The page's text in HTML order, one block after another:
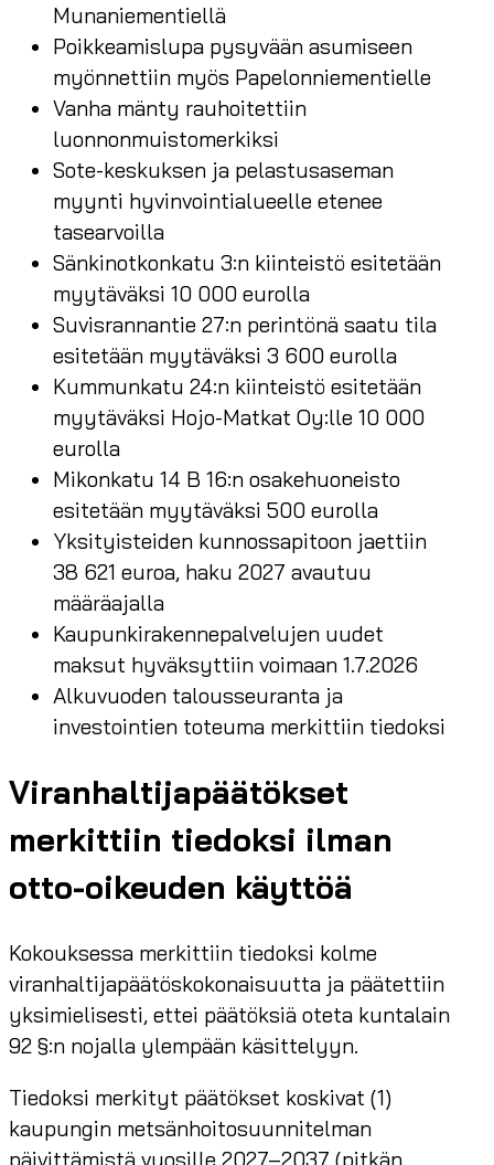
Munaniementiellä
Poikkeamislupa pysyvään asumiseen
myönnettiin myös Papelonniementielle
Vanha mänty rauhoitettiin
luonnonmuistomerkiksi
Sote-keskuksen ja pelastusaseman
myynti hyvinvointialueelle etenee
tasearvoilla
Sänkinotkonkatu 3:n kiinteistö esitetään
myytäväksi 10 000 eurolla
Suvisrannantie 27:n perintönä saatu tila
esitetään myytäväksi 3 600 eurolla
Kummunkatu 24:n kiinteistö esitetään
myytäväksi Hojo-Matkat Oy:lle 10 000
eurolla
Mikonkatu 14 B 16:n osakehuoneisto
esitetään myytäväksi 500 eurolla
Yksityisteiden kunnossapitoon jaettiin
38 621 euroa, haku 2027 avautuu
määräajalla
Kaupunkirakennepalvelujen uudet
maksut hyväksyttiin voimaan 1.7.2026
Alkuvuoden talousseuranta ja
investointien toteuma merkittiin tiedoksi
Viranhaltijapäätökset
merkittiin tiedoksi ilman
otto-oikeuden käyttöä
Kokouksessa merkittiin tiedoksi kolme
viranhaltijapäätöskokonaisuutta ja päätettiin
yksimielisesti, ettei päätöksiä oteta kuntalain
92 §:n nojalla ylempään käsittelyyn.
Tiedoksi merkityt päätökset koskivat (1)
kaupungin metsänhoitosuunnitelman
päivittämistä vuosille 2027–2037 (pitkän